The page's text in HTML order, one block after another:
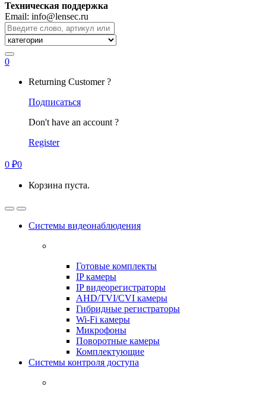
Техническая поддержка
Email: info@lensec.ru
Search
for:
0
Returning Customer ?
Подписаться
Don't have an account ?
Register
0 ₽0
Корзина пуста.
Системы видеонаблюдения
Готовые комплекты
IP камеры
IP видеорегистраторы
AHD/TVI/CVI камеры
Гибридные регистраторы
Wi-Fi камеры
Микрофоны
Поворотные камеры
Комплектующие
Системы контроля доступа